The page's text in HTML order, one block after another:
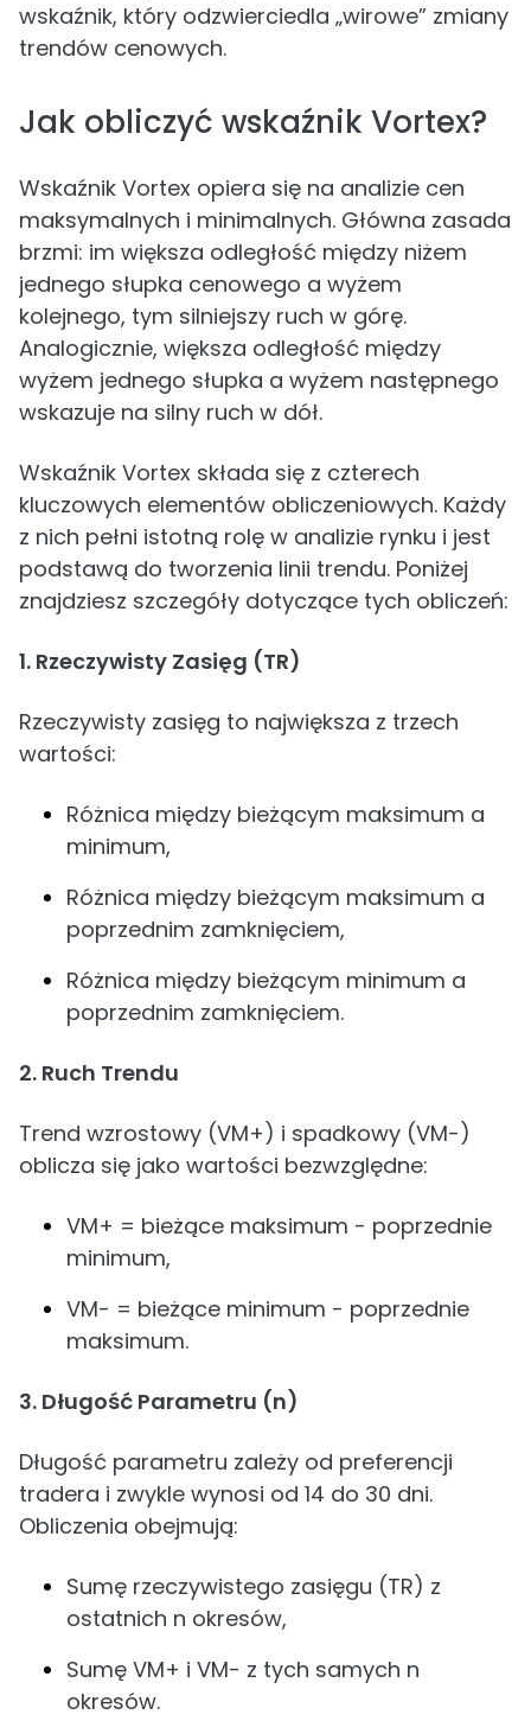
wskaźnik, który odzwierciedla „wirowe” zmiany
trendów cenowych.
Jak obliczyć wskaźnik Vortex?
Wskaźnik Vortex opiera się na analizie cen
maksymalnych i minimalnych. Główna zasada
brzmi: im większa odległość między niżem
jednego słupka cenowego a wyżem
kolejnego, tym silniejszy ruch w górę.
Analogicznie, większa odległość między
wyżem jednego słupka a wyżem następnego
wskazuje na silny ruch w dół.
Wskaźnik Vortex składa się z czterech
kluczowych elementów obliczeniowych. Każdy
z nich pełni istotną rolę w analizie rynku i jest
podstawą do tworzenia linii trendu. Poniżej
znajdziesz szczegóły dotyczące tych obliczeń:
1. Rzeczywisty Zasięg (TR)
Rzeczywisty zasięg to największa z trzech
wartości:
Różnica między bieżącym maksimum a
minimum,
Różnica między bieżącym maksimum a
poprzednim zamknięciem,
Różnica między bieżącym minimum a
poprzednim zamknięciem.
2. Ruch Trendu
Trend wzrostowy (VM+) i spadkowy (VM-)
oblicza się jako wartości bezwzględne:
VM+ = bieżące maksimum - poprzednie
minimum,
VM- = bieżące minimum - poprzednie
maksimum.
3. Długość Parametru (n)
Długość parametru zależy od preferencji
tradera i zwykle wynosi od 14 do 30 dni.
Obliczenia obejmują:
Sumę rzeczywistego zasięgu (TR) z
ostatnich n okresów,
Sumę VM+ i VM- z tych samych n
okresów.